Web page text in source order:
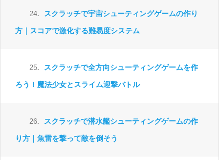
24. スクラッチで宇宙シューティングゲームの作り
方｜スコアで激化する難易度システム
25. スクラッチで全方向シューティングゲームを作
ろう！魔法少女とスライム迎撃バトル
26. スクラッチで潜水艦シューティングゲームの作
り方｜魚雷を撃って敵を倒そう